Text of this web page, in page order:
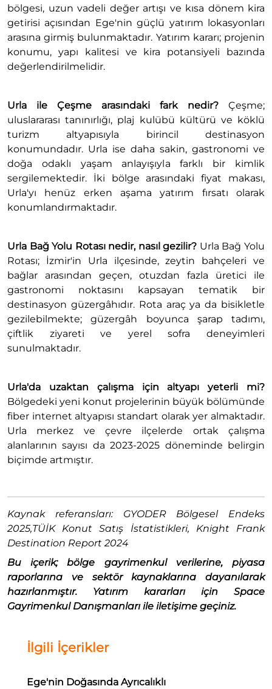
bölgesi, uzun vadeli değer artışı ve kısa dönem kira
getirisi açısından Ege'nin güçlü yatırım lokasyonları
arasına girmiş bulunmaktadır. Yatırım kararı; projenin
konumu, yapı kalitesi ve kira potansiyeli bazında
değerlendirilmelidir.
Urla ile Çeşme arasındaki fark nedir? Çeşme;
uluslararası tanınırlığı, plaj kulübü kültürü ve köklü
turizm altyapısıyla birincil destinasyon
konumundadır. Urla ise daha sakin, gastronomi ve
doğa odaklı yaşam anlayışıyla farklı bir kimlik
sergilemektedir. İki bölge arasındaki fiyat makası,
Urla'yı henüz erken aşama yatırım fırsatı olarak
konumlandırmaktadır.
Urla Bağ Yolu Rotası nedir, nasıl gezilir? Urla Bağ Yolu
Rotası; İzmir'in Urla ilçesinde, zeytin bahçeleri ve
bağlar arasından geçen, otuzdan fazla üretici ile
gastronomi noktasını kapsayan tematik bir
destinasyon güzergâhıdır. Rota araç ya da bisikletle
gezilebilmekte; güzergâh boyunca şarap tadımı,
çiftlik ziyareti ve yerel sofra deneyimleri
sunulmaktadır.
Urla'da uzaktan çalışma için altyapı yeterli mi?
Bölgedeki yeni konut projelerinin büyük bölümünde
fiber internet altyapısı standart olarak yer almaktadır.
Urla merkez ve çevre ilçelerde ortak çalışma
alanlarının sayısı da 2023-2025 döneminde belirgin
biçimde artmıştır.
Kaynak referansları: GYODER Bölgesel Endeks
2025,TÜİK Konut Satış İstatistikleri, Knight Frank
Destination Report 2024
Bu içerik; bölge gayrimenkul verilerine, piyasa
raporlarına ve sektör kaynaklarına dayanılarak
hazırlanmıştır. Yatırım kararları için Space
Gayrimenkul Danışmanları ile iletişime geçiniz.
İlgili İçerikler
Ege'nin Doğasında Ayrıcalıklı